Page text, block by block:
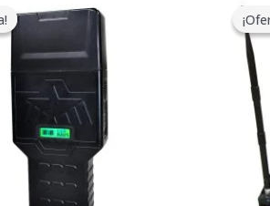
de
precios:
$759.99
a
$789.88